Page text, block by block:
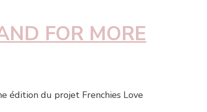
FOR MORE
édition du projet Frenchies Love